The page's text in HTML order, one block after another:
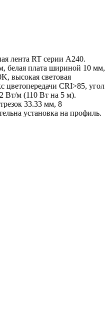
лента RT серии A240.
белая плата шириной 10 мм,
высокая световая
цветопередачи CRI>85, угол
Вт/м (110 Вт на 5 м).
33.33 мм, 8
установка на профиль.